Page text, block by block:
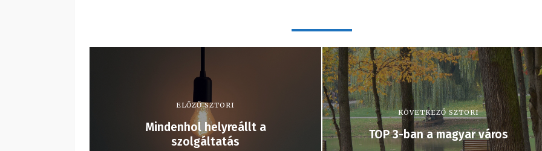
ELŐZŐ SZTORI
Mindenhol helyreállt a
szolgáltatás
KÖVETKEZŐ SZTORI
TOP 3-ban a magyar város